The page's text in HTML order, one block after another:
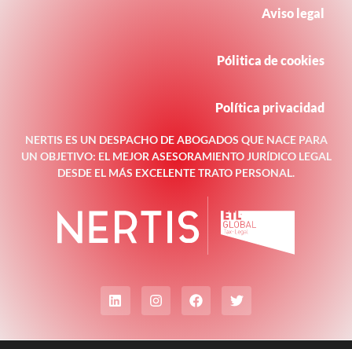
NERTIS ES UN DESPACHO DE ABOGADOS QUE NACE PARA
UN OBJETIVO: EL MEJOR ASESORAMIENTO JURÍDICO LEGAL
DESDE EL MÁS EXCELENTE TRATO PERSONAL.
Aviso legal
Pólitica de cookies
Política privacidad